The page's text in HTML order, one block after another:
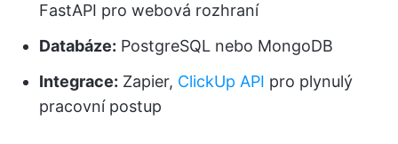
FastAPI pro webová rozhraní
Databáze: PostgreSQL nebo MongoDB
Integrace: Zapier, ClickUp API pro plynulý
pracovní postup